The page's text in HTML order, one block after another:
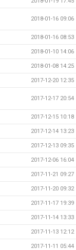
2018-01-16 09:06
2018-01-16 08:53
2018-01-10 14:06
2018-01-08 14:25
2017-12-20 12:35
2017-12-17 20:54
2017-12-15 10:18
2017-12-14 13:23
2017-12-13 09:35
2017-12-06 16:04
2017-11-21 09:27
2017-11-20 09:32
2017-11-17 19:39
2017-11-14 13:33
2017-11-13 12:12
2017-11-11 05:44